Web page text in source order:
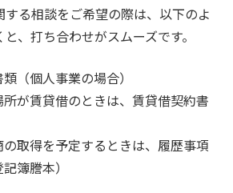
する相談をご希望の際は、以下のよ
、打ち合わせがスムーズです。
（個人事業の場合）
が賃貸借のときは、賃貸借契約書
取得を予定するときは、履歴事項
簿謄本）